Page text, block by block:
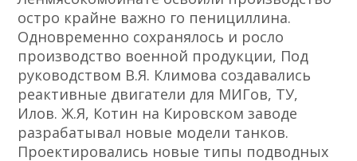
остро крайне важно го пенициллина.
Одновременно сохранялось и росло
производство военной продукции, Под
руководством В.Я. Климова создавались
реактивные двигатели для МИГов, ТУ,
Илов. Ж.Я, Котин на Кировском заводе
разрабатывал новые модели танков.
Проектировались новые типы подводных